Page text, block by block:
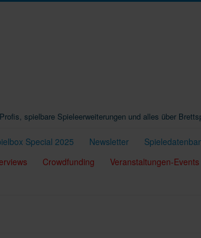
spielbare Spieleerweiterungen und alles über
Special 2025 Newsletter
Crowdfunding
Veranstaltungen-Events